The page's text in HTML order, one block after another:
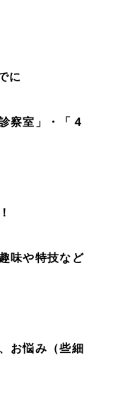
に
察室」・「４
味や特技など
お悩み（些細